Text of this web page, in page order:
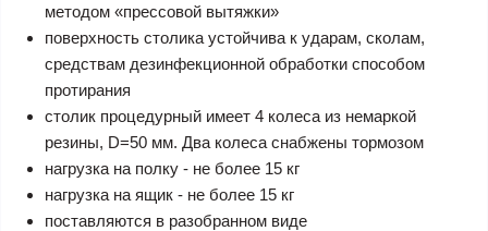
методом «прессовой вытяжки»
поверхность столика устойчива к ударам, сколам,
средствам дезинфекционной обработки способом
протирания
столик процедурный имеет 4 колеса из немаркой
резины, D=50 мм. Два колеса снабжены тормозом
нагрузка на полку - не более 15 кг
нагрузка на ящик - не более 15 кг
поставляются в разобранном виде